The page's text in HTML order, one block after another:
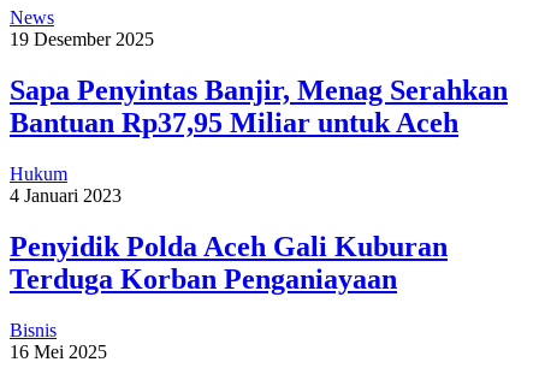
News
19 Desember 2025
Sapa Penyintas Banjir, Menag Serahkan
Bantuan Rp37,95 Miliar untuk Aceh
Hukum
4 Januari 2023
Penyidik Polda Aceh Gali Kuburan
Terduga Korban Penganiayaan
Bisnis
16 Mei 2025